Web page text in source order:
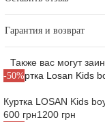
Гарантия и возврат
Также вас могут
-50%
Куртка LOSAN Kids
600 грн1200 грн